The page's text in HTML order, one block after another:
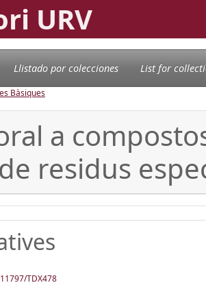
URV
Llistado por colecciones List for
Bàsiques
a
residus
TDX478